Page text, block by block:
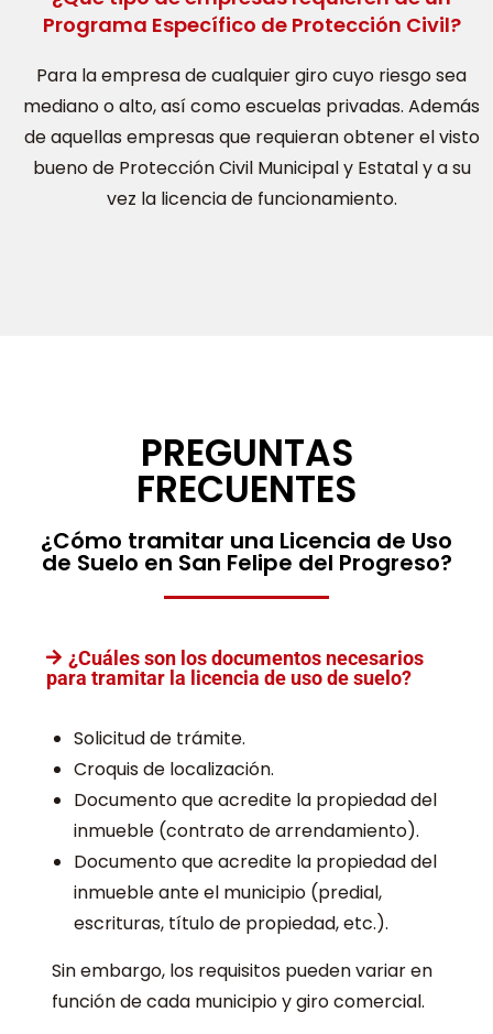
Programa Específico de Protección Civil?
Para la empresa de cualquier giro cuyo riesgo sea
mediano o alto, así como escuelas privadas. Además
de aquellas empresas que requieran obtener el visto
bueno de Protección Civil Municipal y Estatal y a su
vez la licencia de funcionamiento.
PREGUNTAS
FRECUENTES
¿Cómo tramitar una Licencia de Uso
de Suelo en San Felipe del Progreso?
¿Cuáles son los documentos necesarios
para tramitar la licencia de uso de suelo?
Solicitud de trámite.
Croquis de localización.
Documento que acredite la propiedad del
inmueble (contrato de arrendamiento).
Documento que acredite la propiedad del
inmueble ante el municipio (predial,
escrituras, título de propiedad, etc.).
Sin embargo, los requisitos pueden variar en
función de cada municipio y giro comercial.